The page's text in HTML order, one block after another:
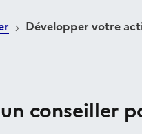
Développer votre
conseiller